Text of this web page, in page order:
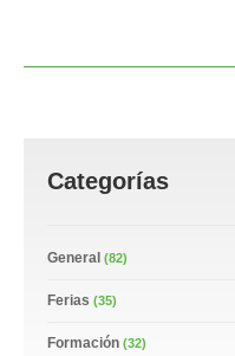
Categorías
General (82)
Ferias (35)
Formación (32)